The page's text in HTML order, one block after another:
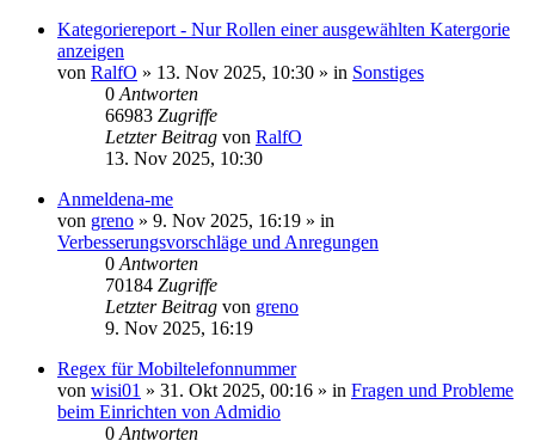
Kategoriereport - Nur Rollen einer ausgewählten Katergorie
anzeigen
von RalfO » 13. Nov 2025, 10:30 » in Sonstiges
0 Antworten
66983 Zugriffe
Letzter Beitrag von RalfO
13. Nov 2025, 10:30
Anmeldena-me
von greno » 9. Nov 2025, 16:19 » in
Verbesserungsvorschläge und Anregungen
0 Antworten
70184 Zugriffe
Letzter Beitrag von greno
9. Nov 2025, 16:19
Regex für Mobiltelefonnummer
von wisi01 » 31. Okt 2025, 00:16 » in Fragen und Probleme
beim Einrichten von Admidio
0 Antworten